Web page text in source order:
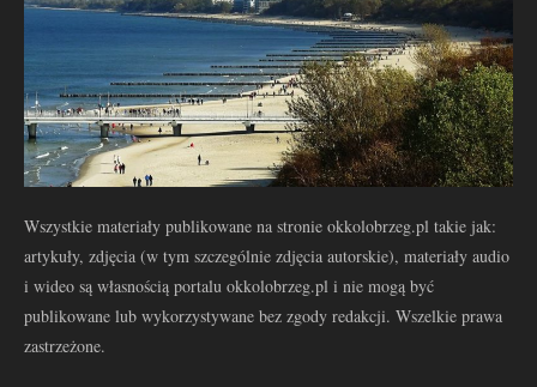
Wszystkie materiały publikowane na stronie okkolobrzeg.pl takie jak:
artykuły, zdjęcia (w tym szczególnie zdjęcia autorskie), materiały audio
i wideo są własnością portalu okkolobrzeg.pl i nie mogą być
publikowane lub wykorzystywane bez zgody redakcji. Wszelkie prawa
zastrzeżone.